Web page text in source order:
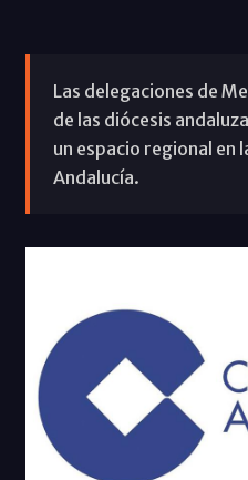
Las delegaciones de
de las diócesis
un espacio regional en
Andalucía.